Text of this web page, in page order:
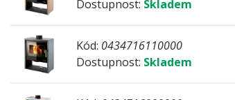
Dostupnost: Skladem
Kód: 0434716110000
Dostupnost: Skladem